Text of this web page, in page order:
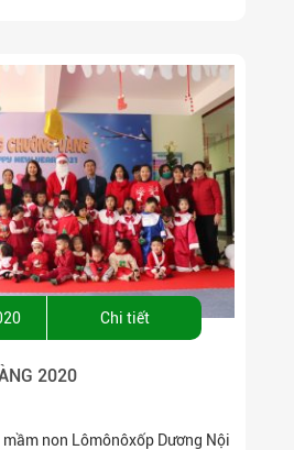
Chi tiết
2020
non Lômônôxốp Dương Nội